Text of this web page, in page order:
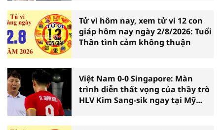
Tử vi hôm nay, xem tử vi 12 con
giáp hôm nay ngày 2/8/2026: Tuổi
Thân tình cảm không thuận
Việt Nam 0-0 Singapore: Màn
trình diễn thất vọng của thầy trò
HLV Kim Sang-sik ngay tại Mỹ